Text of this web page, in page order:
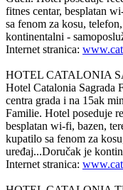
fitnes centar, besplatan
sa fenom za kosu,
kontinentalni -
Internet stranica:
HOTEL CATALONIA
Hotel Catalonia Sagrada
centra grada i na 15ak
Familie. Hotel poseduje
besplatan wi-fi, bazen,
kupatilo sa fenom za
uređaj...Doručak je
Internet stranica: